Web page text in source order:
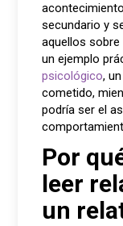
secundario y
aquellos
un ejemplo
psicológico,
cometido,
podría ser el
Por
leer
un